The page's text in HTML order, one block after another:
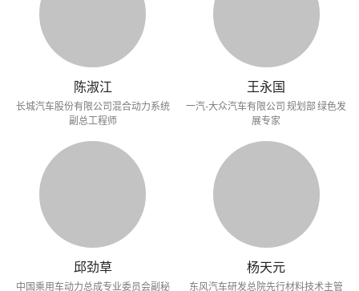
陈淑江
长城汽车股份有限公司混合动力系统
副总工程师
王永国
一汽-大众汽车有限公司 规划部 绿色发
展专家
邱劲草
中国乘用车动力总成专业委员会副秘
杨天元
东风汽车研发总院先行材料技术主管